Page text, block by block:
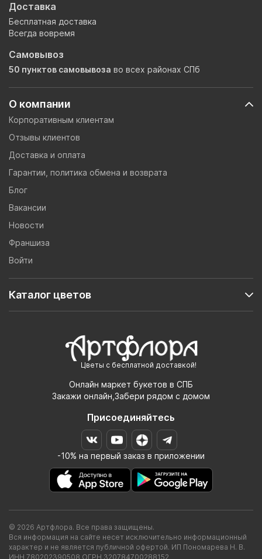
Цветы с бесплатной доставкой!
Онлайн маркет букетов в СПБ
Закажи онлайн,Забери рядом с домом
Присоединяйтесь
-10% на первый заказ в приложении
О компании
Корпоративным клиентам
Отзывы клиентов
Доставка и оплата
Гарантии, политика обмена и возврата
Блог
Вакансии
Новости
Франшиза
Войти
Каталог цветов
Доставка
Бесплатная доставка
Всегда вовремя
Самовывоз
50 пунктов самовывоза во всех районах СПб
© 2026 Артфлора. Все права защищены.
Вся информация на сайте несет исключительно информационный
характер и не является публичной офертой. ИП Пономарева Н. В.
ИНН 780202390508 ОГРН 320784700288152